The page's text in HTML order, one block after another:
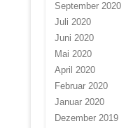
September 2020
Juli 2020
Juni 2020
Mai 2020
April 2020
Februar 2020
Januar 2020
Dezember 2019